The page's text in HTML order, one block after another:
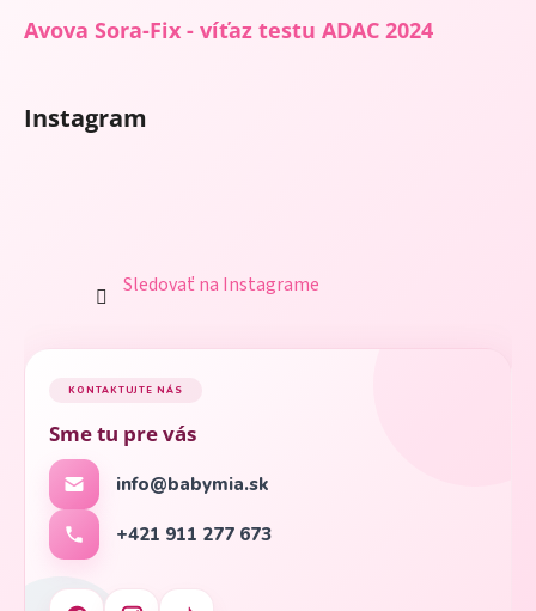
Avova Sora-Fix - víťaz testu ADAC 2024
Instagram
Sledovať na Instagrame
KONTAKTUJTE NÁS
Sme tu pre vás
info@babymia.sk
+421 911 277 673